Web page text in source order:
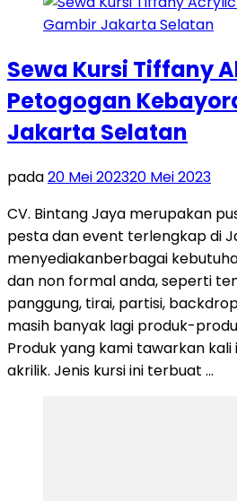
Sewa Kursi Tiffany
Petogogan
Jakarta Selatan
pada20 Mei 202320 Mei 2023
CV. Bintang Jaya merupakan
pesta dan event terlengkap di
menyediakanberbagai
dan non formal anda, seperti
panggung, tirai, partisi,
masih banyak lagi produk-
Produk yang kami tawarkan
akrilik. Jenis kursi ini terbuat …